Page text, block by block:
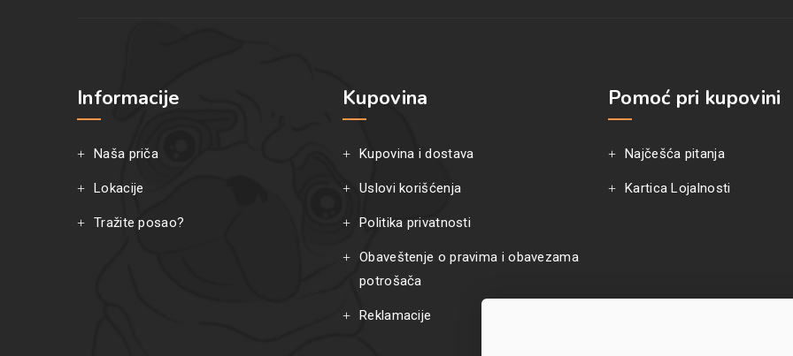
Informacije
Naša priča
Lokacije
Tražite posao?
Kupovina
Kupovina i dostava
Uslovi korišćenja
Politika privatnosti
Obaveštenje o pravima i obavezama
potrošača
Reklamacije
Pomoć pri kupovini
Najčešća pitanja
Kartica Lojalnosti